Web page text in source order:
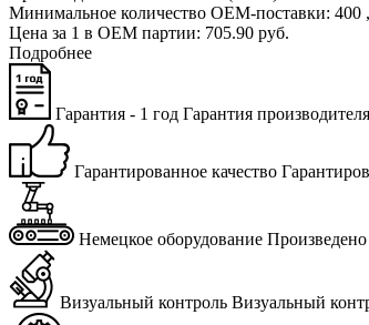
Минимальное количество OEM-поставки: 400 ,
Цена за 1 в OEM партии: 705.90 руб.
Подробнее
Гарантия - 1 год Га­ран­тия
Гарантированное качество
Немецкое оборудование
Визуальный контроль Ви­зу­аль­ный